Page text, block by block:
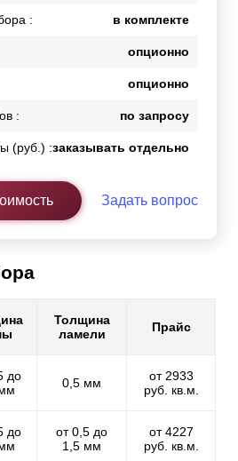
: в комплекте
опционно
опционно
: по запросу
(руб.) :заказывать отдельно
Задать вопрос
Толщина
ламели
Прайс
до
0,5 мм
от 2933
руб. кв.м.
до
от 0,5 до
1,5 мм
от 4227
руб. кв.м.